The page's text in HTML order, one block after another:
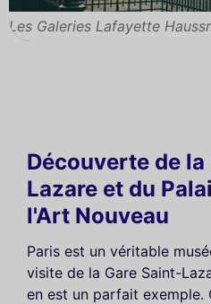
Les Galeries Lafayette
Découverte de la
Lazare et du
l'Art Nouveau
Paris est un véritable
visite de la Gare Saint-
en est un parfait exemple.